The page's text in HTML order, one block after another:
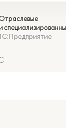
1С:Предприятие